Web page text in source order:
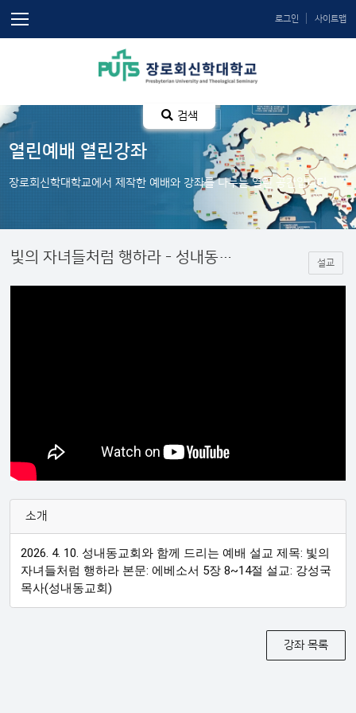
로그인 사이트맵
검색
열린예배 열린강좌
장로회신학대학교에서 제작한 예배와 강좌를 나누는 열린 공간입니다.
빛의 자녀들처럼 행하라 - 성내동교회와 함께 드리는 예배 설교
소개
2026. 4. 10. 성내동교회와 함께 드리는 예배 설교 제목: 빛의
자녀들처럼 행하라 본문: 에베소서 5장 8~14절 설교: 강성국
목사(성내동교회)
강좌 목록